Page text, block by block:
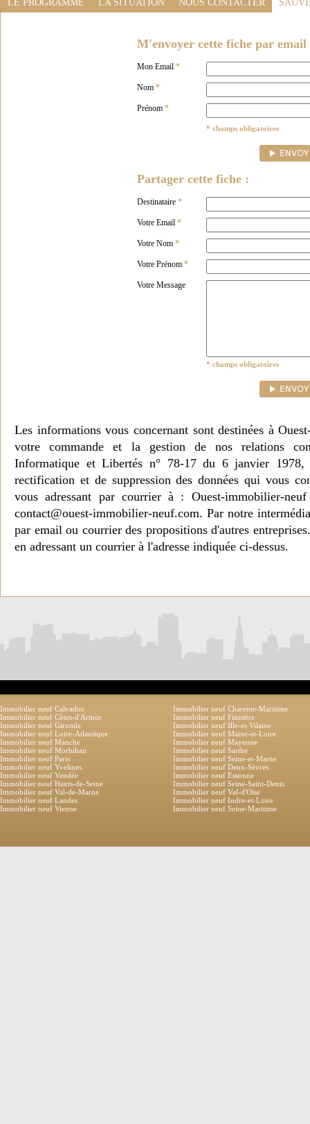
LE PROGRAMME LA SITUATION NOUS CONTACTER
M'envoyer cette fiche par email
Mon Email *
Nom *
Prénom *
* champs obligatoires
Partager cette fiche :
Destinataire *
Votre Email *
Votre Nom *
Votre Prénom *
Votre Message
* champs obligatoires
Les informations vous concernant sont destinées à
votre commande et la gestion de nos relations
Informatique et Libertés n° 78-17 du 6 janvier 1978,
rectification et de suppression des données qui vous
vous adressant par courrier à : Ouest-immobilier-
contact@ouest-immobilier-neuf.com. Par notre
par email ou courrier des propositions d'autres
en adressant un courrier à l'adresse indiquée ci-dessus.
Immobilier neuf Calvados
Immobilier neuf Charente-Maritime
Immobilier neuf Côtes-d'Armor
Immobilier neuf Finistère
Immobilier neuf Gironde
Immobilier neuf Ille-et-Vilaine
Immobilier neuf Loire-Atlantique
Immobilier neuf Maine-et-Loire
Immobilier neuf Manche
Immobilier neuf Mayenne
Immobilier neuf Morbihan
Immobilier neuf Sarthe
Immobilier neuf Paris
Immobilier neuf Seine-et-Marne
Immobilier neuf Yvelines
Immobilier neuf Deux-Sèvres
Immobilier neuf Vendée
Immobilier neuf Essonne
Immobilier neuf Hauts-de-Seine
Immobilier neuf Seine-Saint-Denis
Immobilier neuf Val-de-Marne
Immobilier neuf Val-d'Oise
Immobilier neuf Landes
Immobilier neuf Indre-et-Loire
Immobilier neuf Vienne
Immobilier neuf Seine-Maritime